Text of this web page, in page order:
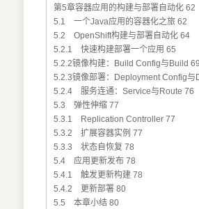
第5章容器应用的构建与部署自动化 62
5.1 一个Java应用的容器化之旅 62
5.2 OpenShift构建与部署自动化 64
5.2.1 快速构建部署一个应用 65
5.2.2镜像构建：Build Config与Build 69
5.2.3镜像部署：Deployment Config与
5.2.4 服务连通：Service与Route 76
5.3 弹性伸缩 77
5.3.1 Replication Controller 77
5.3.2 扩展容器实例 77
5.3.3 状态自恢复 78
5.4 应用更新发布 78
5.4.1 触发更新构建 78
5.4.2 更新部署 80
5.5 本章小结 80